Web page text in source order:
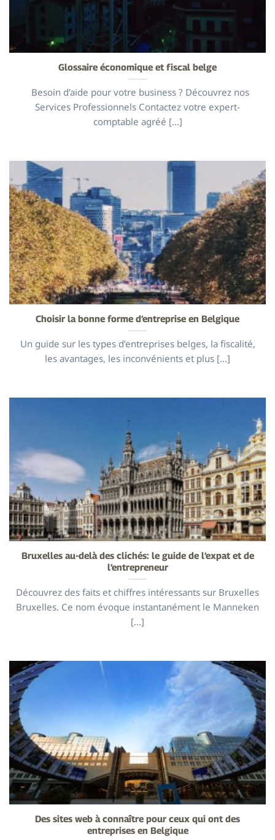
Glossaire économique et fiscal belge
Besoin d’aide pour votre business ? Découvrez nos
Services Professionnels Contactez votre expert-
comptable agréé [...]
Choisir la bonne forme d’entreprise en Belgique
Un guide sur les types d’entreprises belges, la fiscalité,
les avantages, les inconvénients et plus [...]
Bruxelles au-delà des clichés: le guide de l’expat et de
l’entrepreneur
Découvrez des faits et chiffres intéressants sur Bruxelles
Bruxelles. Ce nom évoque instantanément le Manneken
[...]
Des sites web à connaître pour ceux qui ont des
entreprises en Belgique